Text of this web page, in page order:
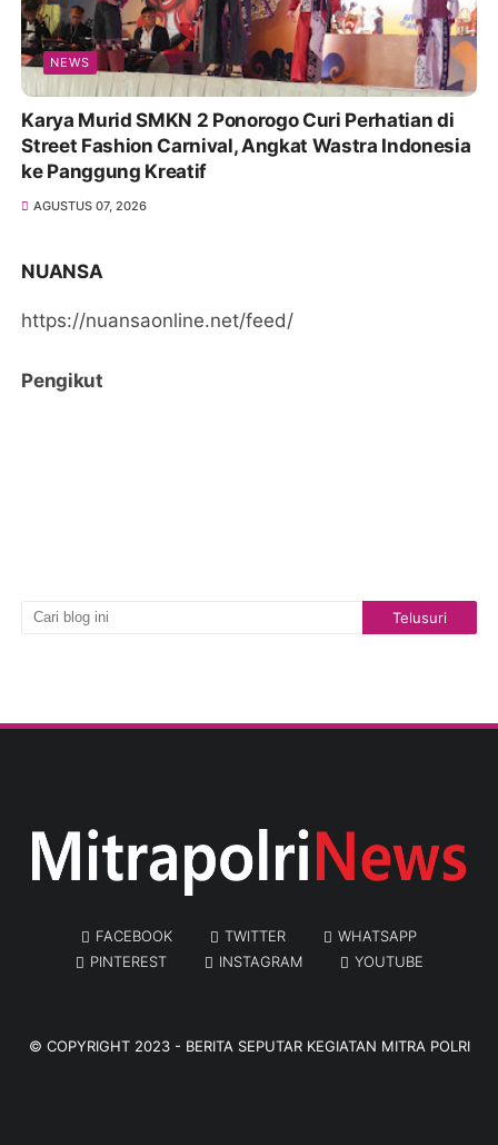
NEWS
Karya Murid SMKN 2 Ponorogo Curi Perhatian di
Street Fashion Carnival, Angkat Wastra Indonesia
ke Panggung Kreatif
AGUSTUS 07, 2026
NUANSA
https://nuansaonline.net/feed/
Pengikut
FACEBOOK TWITTER
WHATSAPP
PINTEREST
INSTAGRAM YOUTUBE
© COPYRIGHT 2023 - BERITA SEPUTAR KEGIATAN MITRA POLRI